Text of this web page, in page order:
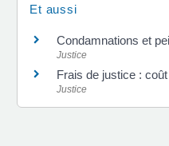
Et aussi
Condamnations et
Justice
Frais de justice :
Justice